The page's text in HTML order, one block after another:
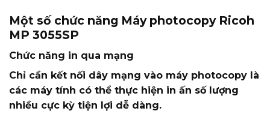
Một số chức năng Máy photocopy Ricoh
MP 3055SP
Chức năng in qua mạng
Chỉ cần kết nối dây mạng vào máy photocopy là
các máy tính có thể thực hiện in ấn số lượng
nhiều cực kỳ tiện lợi dễ dàng.